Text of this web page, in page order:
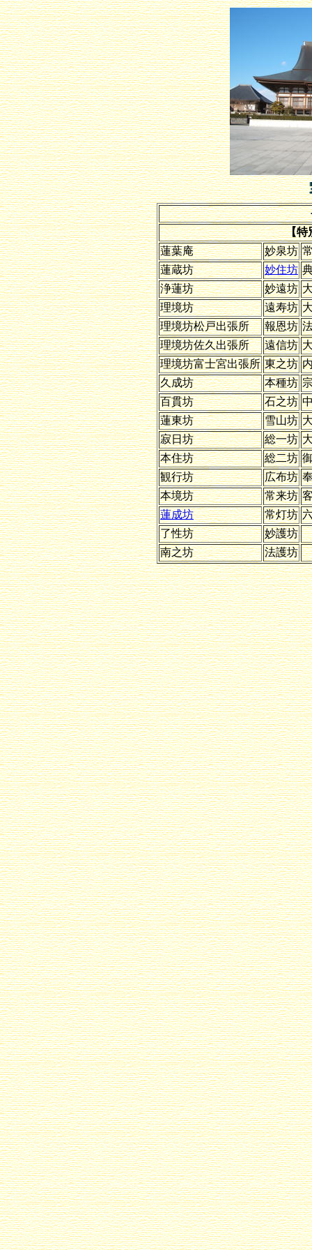
【特
蓮葉庵
妙泉坊
蓮蔵坊
妙住坊
浄蓮坊
妙遠坊
理境坊
遠寿坊
理境坊松戸出張所
報恩坊
理境坊佐久出張所
遠信坊
理境坊富士宮出張所 東之坊
久成坊
本種坊
百貫坊
石之坊
蓮東坊
雪山坊
寂日坊
総一坊
本住坊
総二坊
観行坊
広布坊
本境坊
常来坊
蓮成坊
常灯坊
了性坊
妙護坊
南之坊
法護坊